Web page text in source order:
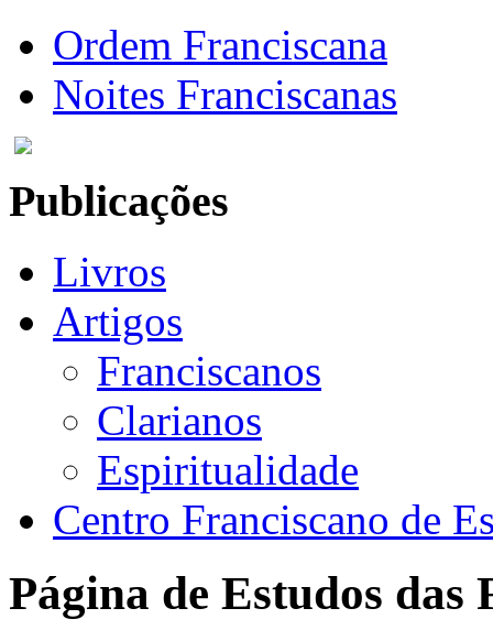
Ordem Franciscana
Noites Franciscanas
Publicações
Livros
Artigos
Franciscanos
Clarianos
Espiritualidade
Centro Franciscano de
Página de Estudos das